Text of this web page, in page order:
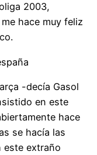
2003,
hace muy feliz
-decía Gasol
en este
hace
se hacía las
este extraño